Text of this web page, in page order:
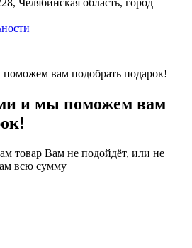
и мы поможем вам
товар Вам не подойдёт, или не
всю сумму